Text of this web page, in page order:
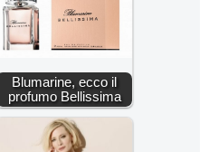
Blumarine, ecco il
profumo Bellissima